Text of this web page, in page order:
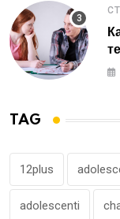
TAG
12plus
adolescenti